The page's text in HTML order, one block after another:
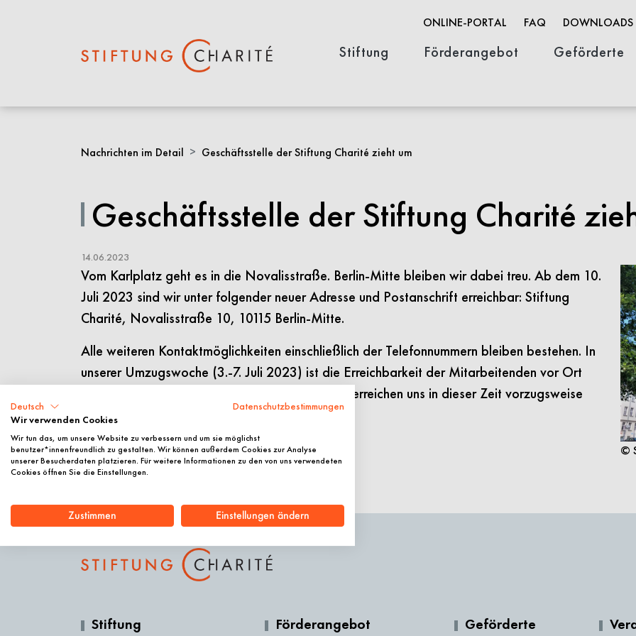
ONLINE-PORTAL FAQ DOWNLOADS
Stiftung
Förderangebot
Geförderte
Nachrichten im Detail Geschäftsstelle der Stiftung Charité zieht um
Geschäftsstelle der Stiftung Charité
14.06.2023
Vom Karlplatz geht es in die Novalisstraße. Berlin-Mitte bleiben wir dabei treu. Ab dem 10.
Juli 2023 sind wir unter folgender neuer Adresse und Postanschrift erreichbar: Stiftung
Charité, Novalisstraße 10, 10115 Berlin-Mitte.
Alle weiteren Kontaktmöglichkeiten einschließlich der Telefonnummern bleiben bestehen. In
unserer Umzugswoche (3.-7. Juli 2023) ist die Erreichbarkeit der Mitarbeitenden vor Ort
und telefonisch nicht durchgängig gegeben. Sie erreichen uns in dieser Zeit vorzugsweise
per E-Mail. Vielen Dank für Ihr Verständnis.
©
Stiftung Förderangebot Geförderte
Deutsch Datenschutzbestimmungen
Wir verwenden Cookies
Wir tun das, um unsere Website zu verbessern und um sie möglichst
benutzer*innenfreundlich zu gestalten. Wir können außerdem Cookies zur Analyse
unserer Besucherdaten platzieren. Für weitere Informationen zu den von uns verwendeten
Cookies öffnen Sie die Einstellungen.
Zustimmen Einstellungen ändern